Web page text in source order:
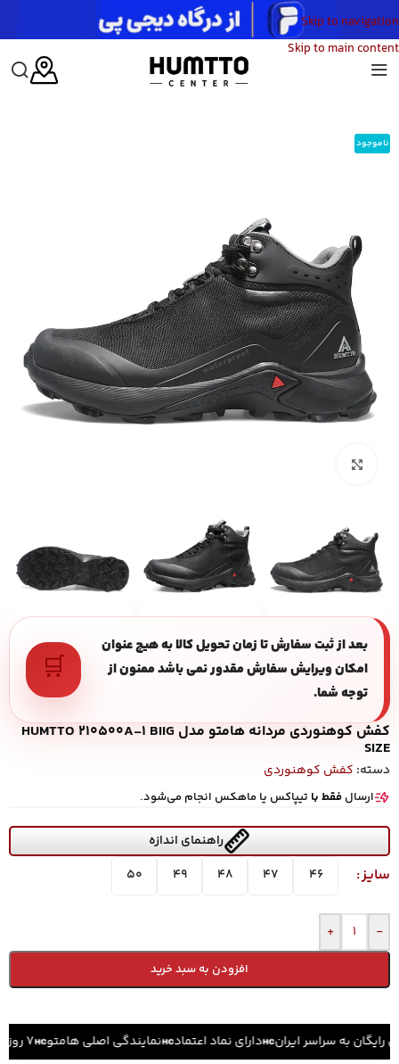
Skip to navigation
Skip to main content
/ کفش کوهنوردی مردانه هامتو مدل HUMTTO 210500A-1 BIIG SIZE
ناموجود
بعد از ثبت سفارش تا زمان تحویل کالا به هیچ عنوان
امکان ویرایش سفارش مقدور نمی باشد ممنون از
توجه شما.
🛒
کفش کوهنوردی مردانه هامتو مدل HUMTTO 210500A-1 BIIG
SIZE
دسته: کفش کوهنوردی
ارسال فقط با تیپاکس یا ماهکس انجام می‌شود.
راهنمای اندازه
سایز 46
47
48
49
50
-
+
افزودن به سبد خرید
رایگان به سراسر ایران دارای نماد اعتماد نمایندگی اصلی هامتو ۷ روز ضمانت بازگشت کالا